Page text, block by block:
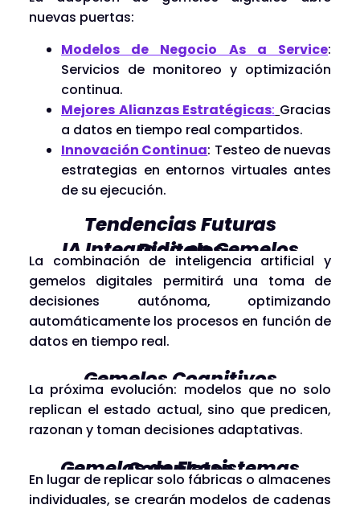
nuevas puertas:
Modelos de Negocio As a Service:
Servicios de monitoreo y optimización
continua.
Mejores Alianzas Estratégicas: Gracias
a datos en tiempo real compartidos.
Innovación Continua: Testeo de nuevas
estrategias en entornos virtuales antes
de su ejecución.
Tendencias Futuras
IA Integrada en Gemelos Digitales
La combinación de inteligencia artificial y
gemelos digitales permitirá una toma de
decisiones autónoma, optimizando
automáticamente los procesos en función de
datos en tiempo real.
Gemelos Cognitivos
La próxima evolución: modelos que no solo
replican el estado actual, sino que predicen,
razonan y toman decisiones adaptativas.
Gemelos de Ecosistemas Completos
En lugar de replicar solo fábricas o almacenes
individuales, se crearán modelos de cadenas